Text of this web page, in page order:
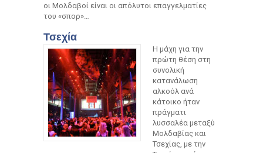
οι Μολδαβοί είναι οι απόλυτοι επαγγελματίες
του «σπορ»…
Τσεχία
Η μάχη για την
πρώτη θέση στη
συνολική
κατανάλωση
αλκοόλ ανά
κάτοικο ήταν
πράγματι
λυσσαλέα μεταξύ
Μολδαβίας και
Τσεχίας, με την